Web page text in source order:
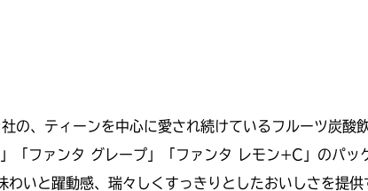
の、ティーンを中心に愛され続けているフルーツ炭酸
「ファンタ グレープ」「ファンタ レモン+C」のパッ
わいと躍動感、瑞々しくすっきりとしたおいしさを提